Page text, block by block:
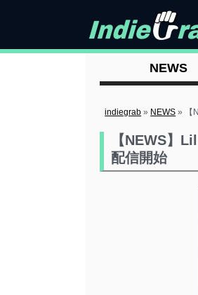
NEWS
indiegrab » NEWS »
【NEWS】
配信開始